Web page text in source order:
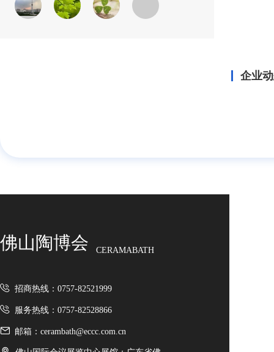
企业
佛山陶博会 CERAMABATH
招商热线：0757-82521999
服务热线：0757-82528866
邮箱：cerambath@eccc.com.cn